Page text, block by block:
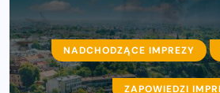
NADCHODZĄCE IMPREZY
ZAPOWIEDZI
NADCHODZĄCE IMPREZY
ZAPOWIEDZI